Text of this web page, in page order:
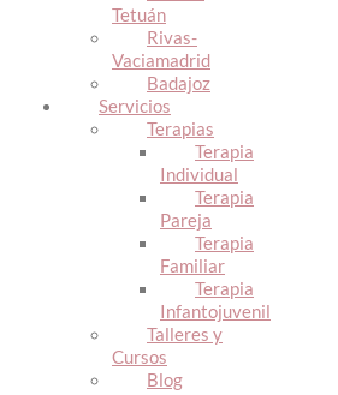
Tetuán
Rivas-
Vaciamadrid
Badajoz
Servicios
Terapias
Terapia
Individual
Terapia
Pareja
Terapia
Familiar
Terapia
Infantojuvenil
Talleres y
Cursos
Blog